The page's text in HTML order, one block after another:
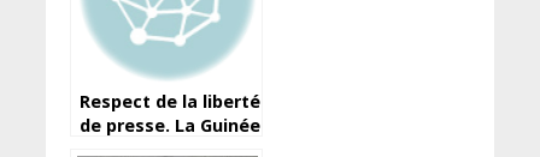
Respect de la liberté
de presse. La Guinée